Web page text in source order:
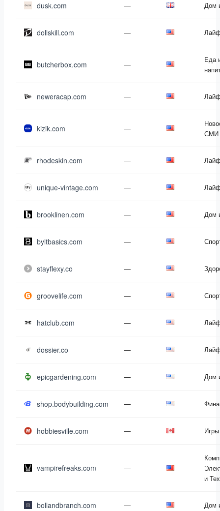
dusk.com — Дом
dollskill.com —
butcherbox.com —
Еда
neweracap.com —
kizik.com —
СМИ
rhodeskin.com —
unique-vintage.com —
brooklinen.com — Дом
byltbasics.com —
stayflexy.co —
groovelife.com —
hatclub.com —
dossier.co —
epicgardening.com — Дом
shop.bodybuilding.com —
hobbiesville.com — Игры
vampirefreaks.com —
и
bollandbranch.com — Дом